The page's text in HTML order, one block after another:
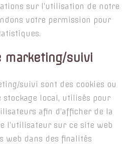
sur l’utilisation de notre
votre permission pour
marketing/suivi
suivi sont des cookies ou
local, utilisés pour
afin d’afficher de la
l’utilisateur sur ce site web
web dans des finalités